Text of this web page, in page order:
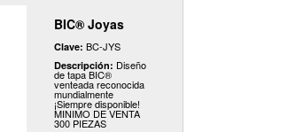
BIC® Joyas
Clave: BC-JYS
Descripción: Diseño
de tapa BIC®
venteada reconocida
mundialmente
¡Siempre disponible!
MINIMO DE VENTA
300 PIEZAS